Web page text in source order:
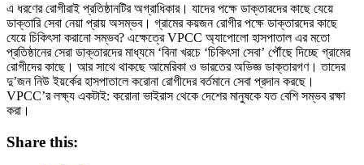
এ ধরণের রোগীরাই প্রতিষ্ঠানটির অগ্রাধিকার। যাদের পক্ষে ডাক্তারদের কাছে যেয়ে
ডাক্তারি সেবা নেয়া প্রায় অসম্ভব। গ্রামের কয়জন রোগীর পক্ষে ডাক্তারদের কাছে
যেয়ে চিকিৎসা করানো সম্ভব? এক্ষেত্রে VPCC অ্যাপোলো হাসপাতাল এর মতো
প্রতিষ্ঠানের সেরা ডাক্তারদের মাধ্যমে ‘বিনা খরচে ‘চিকিৎসা সেবা’ পৌঁছে দিচ্ছে গ্রামের
রোগীদের কাছে। আর সাথে থাকছে আমেরিকা ও ভারতের অভিজ্ঞ ডাক্তারগণ। তাদের
দু’জন নিউ ইয়র্কের হাসপাতালে করোনা রোগীদের বর্তমানে সেবা প্রদান করছে।
VPCC’র লক্ষ্য একটাই: করোনা ভাইরাস থেকে দেশের মানুষকে যত বেশি সম্ভব রক্ষা
করা।
Share this: